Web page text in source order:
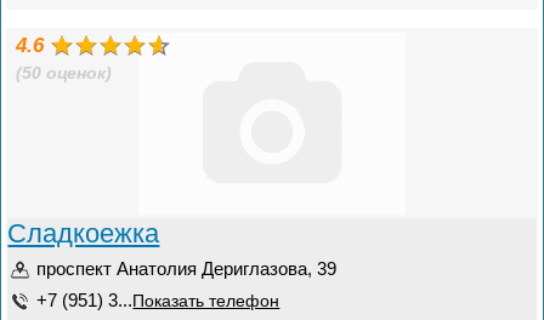
4.6
(50 оценок)
Сладкоежка
проспект Анатолия Дериглазова, 39
+7 (951) 3... Показать телефон